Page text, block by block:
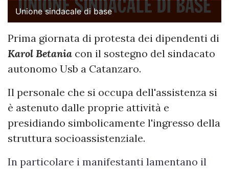
Unione sindacale di base
Prima giornata di protesta dei dipendenti di
Karol Betania con il sostegno del sindacato
autonomo Usb a Catanzaro.
Il personale che si occupa dell'assistenza si
è astenuto dalle proprie attività e
presidiando simbolicamente l'ingresso della
struttura socioassistenziale.
In particolare i manifestanti lamentano il